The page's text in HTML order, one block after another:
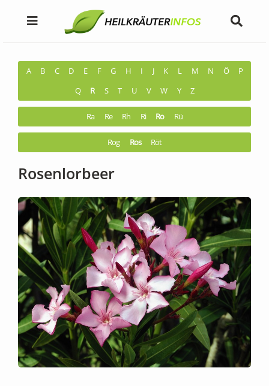
A B C D E F G H I J K L M N Ö
P
Q
R S T U V W Y Z
Ra Re Rh Ri Ro Rü
Rog Ros Röt
Rosenlorbeer